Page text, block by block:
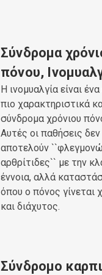
Σύνδρομα
πόνου,
Η ινομυαλγία είναι
πιο χαρακτηριστικά
σύνδρομα χρόνιου
Αυτές οι παθήσεις δεν
αποτελούν
αρθρίτιδες`` με την
έννοια, αλλά
όπου ο πόνος γίνεται
και διάχυτος.
Σύνδρομο